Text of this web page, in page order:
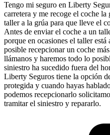
Tengo mi seguro en Liberty
carretera y me recoge el coche
taller a la grúa para que lleve el
Antes de enviar el coche a un
porque en ocasiones el taller
posible recepcionar un coche
llámanos y haremos todo lo
siniestro ha sucedido fuera del
Liberty Seguros tiene la opción
protegida y cuando hayas
podemos recepcionarlo
tramitar el siniestro y repararlo.